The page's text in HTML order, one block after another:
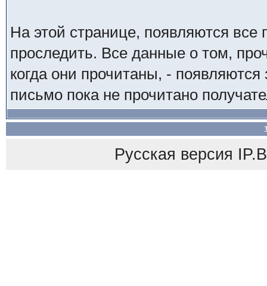
На этой странице, появляются
проследить. Все данные о том,
когда они прочитаны, -
письмо пока не прочитано
Русская версия